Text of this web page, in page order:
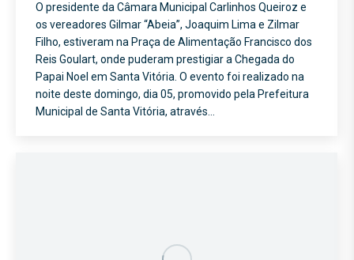
O presidente da Câmara Municipal Carlinhos Queiroz e
os vereadores Gilmar “Abeia”, Joaquim Lima e Zilmar
Filho, estiveram na Praça de Alimentação Francisco dos
Reis Goulart, onde puderam prestigiar a Chegada do
Papai Noel em Santa Vitória. O evento foi realizado na
noite deste domingo, dia 05, promovido pela Prefeitura
Municipal de Santa Vitória, através…